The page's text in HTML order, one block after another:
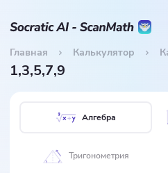
Главная Калькулятор
1,3,5,7,9
Алгебра
Тригонометрия